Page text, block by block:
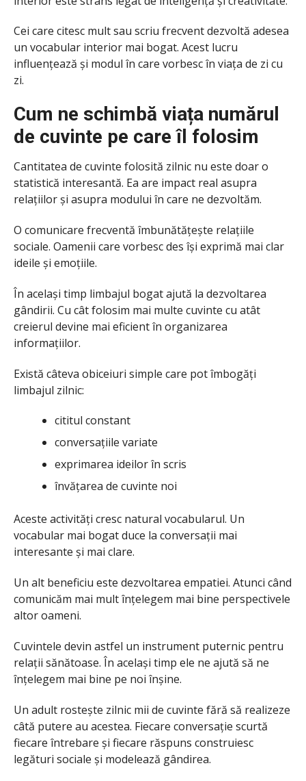
Cei care citesc mult sau scriu frecvent dezvoltă adesea
un vocabular interior mai bogat. Acest lucru
influențează și modul în care vorbesc în viața de zi cu
zi.
Cum ne schimbă viața numărul
de cuvinte pe care îl folosim
Cantitatea de cuvinte folosită zilnic nu este doar o
statistică interesantă. Ea are impact real asupra
relațiilor și asupra modului în care ne dezvoltăm.
O comunicare frecventă îmbunătățește relațiile
sociale. Oamenii care vorbesc des își exprimă mai clar
ideile și emoțiile.
În același timp limbajul bogat ajută la dezvoltarea
gândirii. Cu cât folosim mai multe cuvinte cu atât
creierul devine mai eficient în organizarea
informațiilor.
Există câteva obiceiuri simple care pot îmbogăți
limbajul zilnic:
cititul constant
conversațiile variate
exprimarea ideilor în scris
învățarea de cuvinte noi
Aceste activități cresc natural vocabularul. Un
vocabular mai bogat duce la conversații mai
interesante și mai clare.
Un alt beneficiu este dezvoltarea empatiei. Atunci când
comunicăm mai mult înțelegem mai bine perspectivele
altor oameni.
Cuvintele devin astfel un instrument puternic pentru
relații sănătoase. În același timp ele ne ajută să ne
înțelegem mai bine pe noi înșine.
Un adult rostește zilnic mii de cuvinte fără să realizeze
câtă putere au acestea. Fiecare conversație scurtă
fiecare întrebare și fiecare răspuns construiesc
legături sociale și modelează gândirea.